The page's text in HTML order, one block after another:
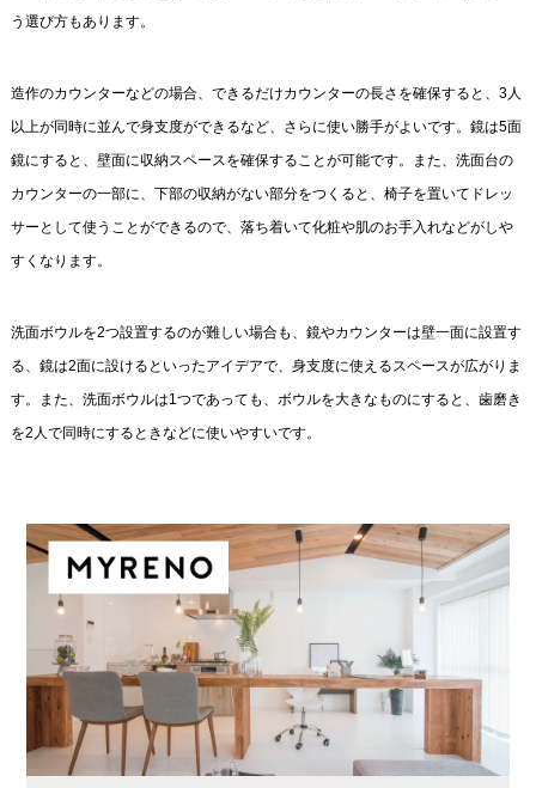
う選び方もあります。
造作のカウンターなどの場合、できるだけカウンターの長さを確保すると、3人
以上が同時に並んで身支度ができるなど、さらに使い勝手がよいです。鏡は5面
鏡にすると、壁面に収納スペースを確保することが可能です。また、洗面台の
カウンターの一部に、下部の収納がない部分をつくると、椅子を置いてドレッ
サーとして使うことができるので、落ち着いて化粧や肌のお手入れなどがしや
すくなります。
洗面ボウルを2つ設置するのが難しい場合も、鏡やカウンターは壁一面に設置す
る、鏡は2面に設けるといったアイデアで、身支度に使えるスペースが広がりま
す。また、洗面ボウルは1つであっても、ボウルを大きなものにすると、歯磨き
を2人で同時にするときなどに使いやすいです。